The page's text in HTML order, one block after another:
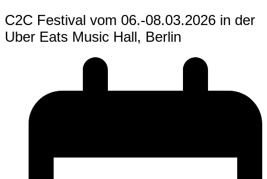
C2C Festival vom 06.-08.03.2026 in der
Uber Eats Music Hall, Berlin